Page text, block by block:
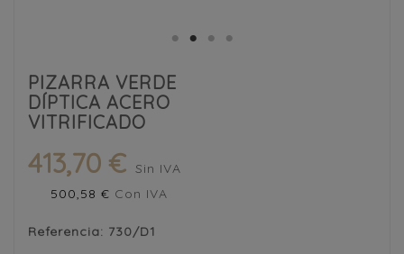
PIZARRA VERDE
DÍPTICA ACERO
VITRIFICADO
413,70 € Sin IVA
500,58 € Con IVA
Referencia: 730/D1